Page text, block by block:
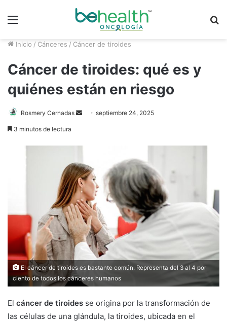
Menú
Inicio / Cánceres / Cáncer de tiroides
Cáncer de tiroides: qué es y
quiénes están en riesgo
Rosmery Cernadas
Send septiembre 24, 2025
3 minutos de lectura
El cáncer de tiroides es bastante común. Representa del 3 al 4 por
ciento de todos los cánceres humanos
El cáncer de tiroides se origina por la transformación de
las células de una glándula, la tiroides, ubicada en el